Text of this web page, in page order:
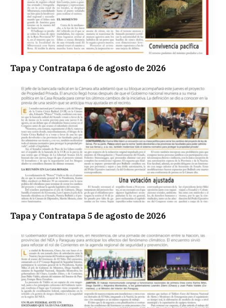
Tapa y Contratapa 6 de agosto de 2026
Tapa y Contratapa 5 de agosto de 2026